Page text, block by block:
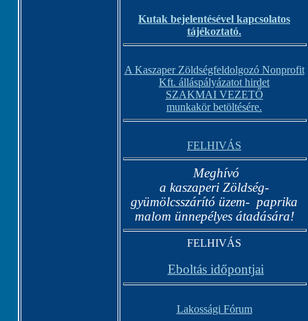
Kutak bejelentésével kapcsolatos
tájékoztató.
A Kaszaper Zöldségfeldolgozó Nonprofit
Kft. álláspályázatot hirdet
SZAKMAI VEZETŐ
munkakör betöltésére.
FELHIVÁS
Meghívó
a kaszaperi Zöldség-
gyümölcsszárító üzem- paprika
malom ünnepélyes átadására!
FELHIVÁS
Eboltás időpontjai
Lakossági Fórum